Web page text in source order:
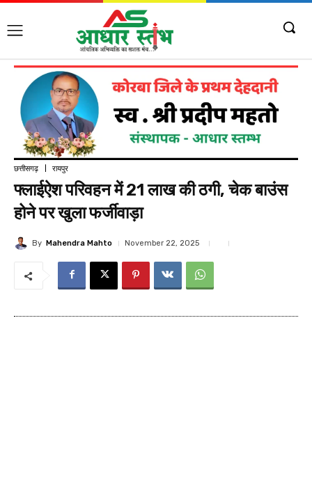
छत्तीसगढ़ रायपुर
फ्लाईऐश परिवहन में 21 लाख की ठगी, चेक बाउंस
होने पर खुला फर्जीवाड़ा
By Mahendra Mahto November 22, 2025